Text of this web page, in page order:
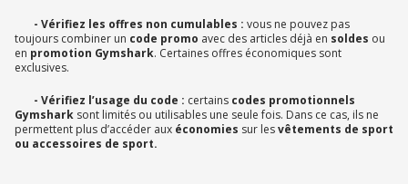
- Vérifiez les offres non cumulables : vous ne pouvez pas
toujours combiner un code promo avec des articles déjà en soldes ou
en promotion Gymshark. Certaines offres économiques sont
exclusives.
- Vérifiez l’usage du code : certains codes promotionnels
Gymshark sont limités ou utilisables une seule fois. Dans ce cas, ils ne
permettent plus d’accéder aux économies sur lesvêtements de sport
ou accessoires de sport.